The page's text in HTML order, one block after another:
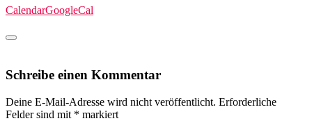
CalendarGoogleCal
Schreibe einen Kommentar
Deine E-Mail-Adresse wird nicht veröffentlicht. Erforderliche
Felder sind mit * markiert